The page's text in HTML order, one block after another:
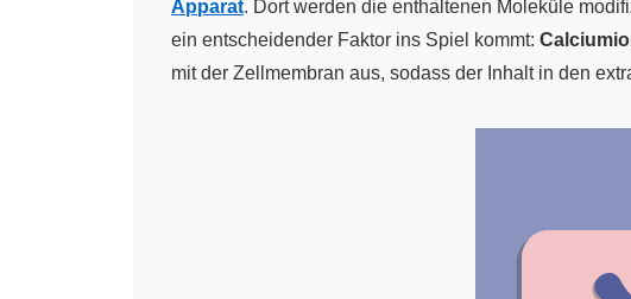
Apparat. Dort werden die enthaltenen Moleküle
ein entscheidender Faktor ins Spiel kommt:
mit der Zellmembran aus, sodass der Inhalt in den